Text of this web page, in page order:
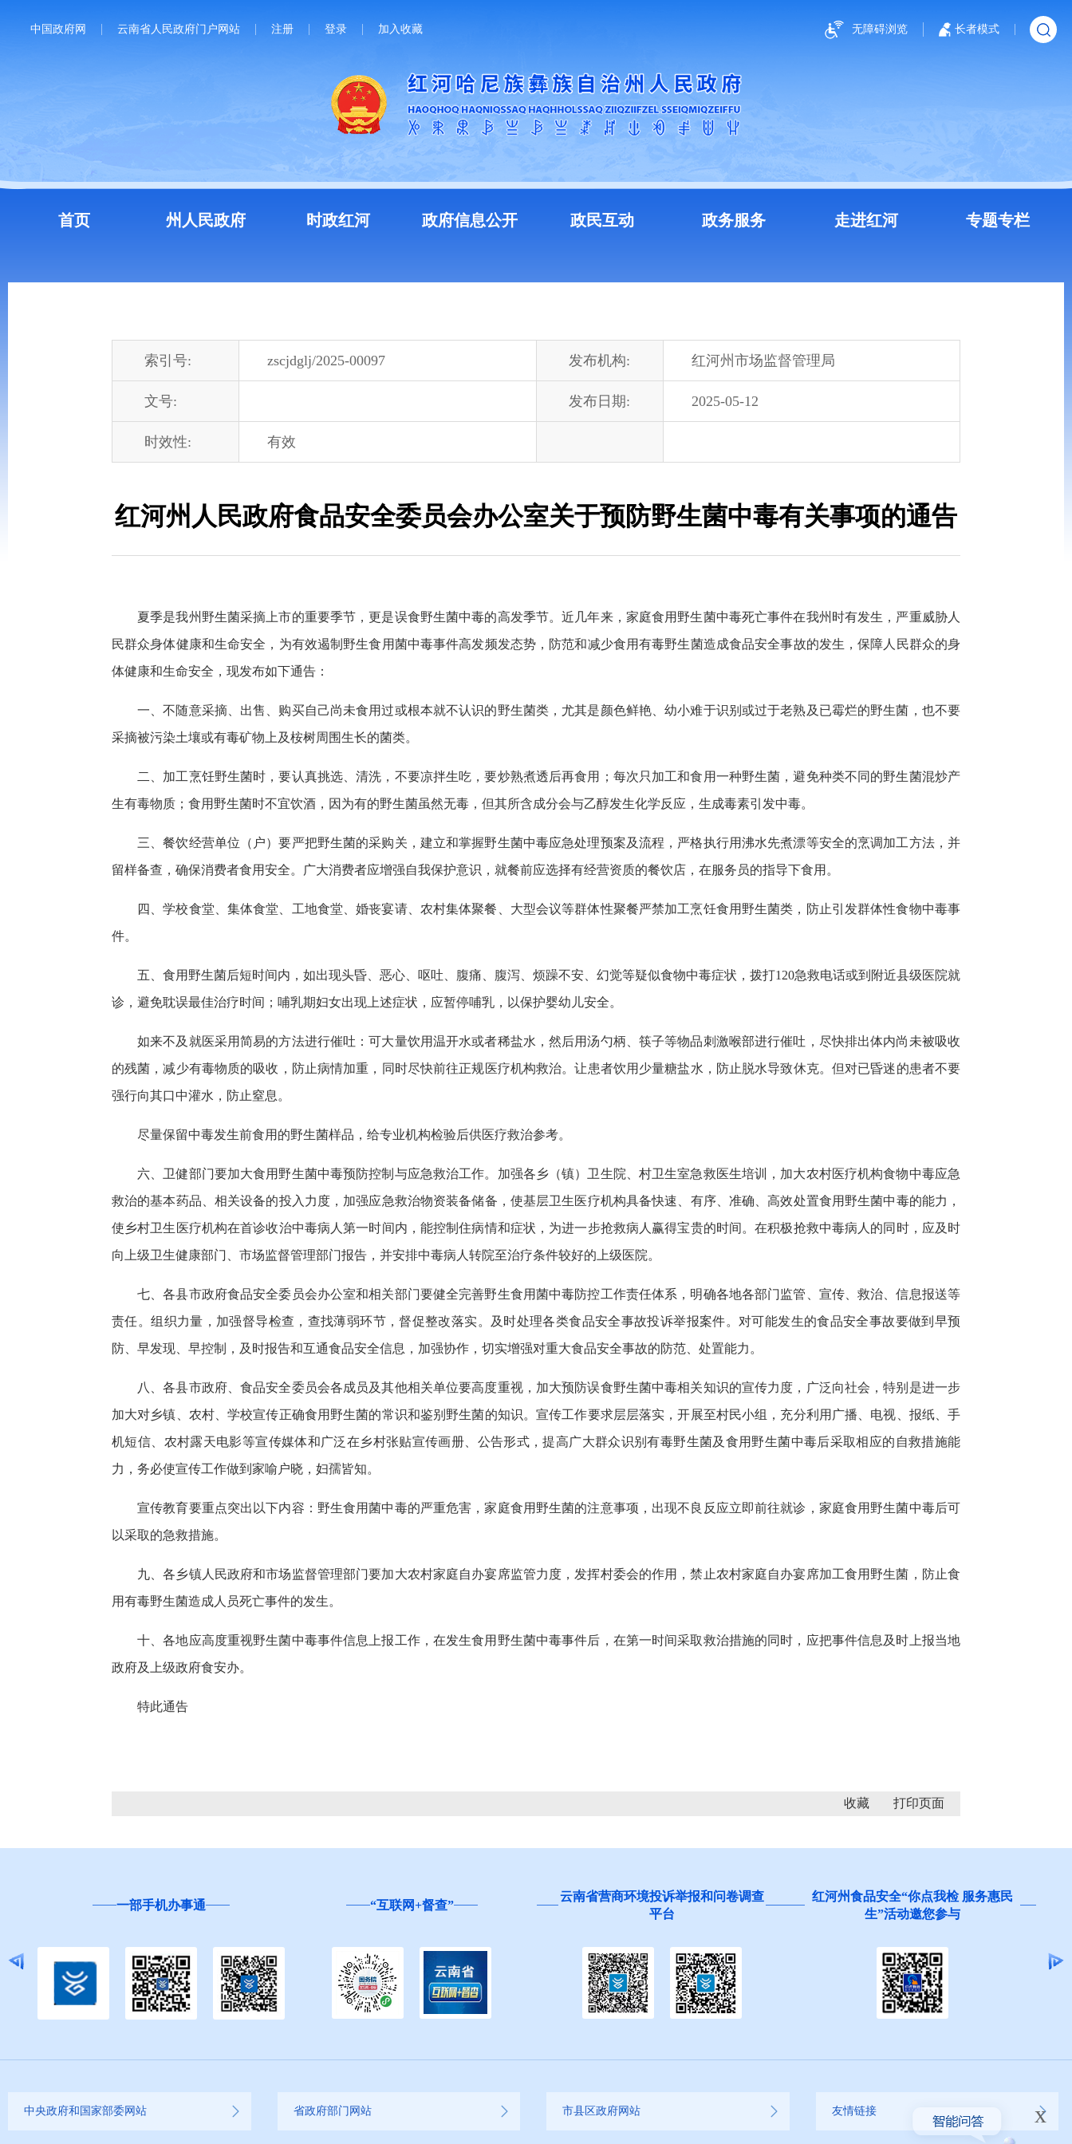
中国政府网 云南省人民政府门户网站 注册 登录 加入收藏 无障碍浏览 长者模式
首页 州人民政府 时政红河 政府信息公开 政民互动 政务服务 走进红河 专题专栏
索引号: zscjdglj/2025-00097 发布机构: 红河州市场监督管理局
文号: 发布日期: 2025-05-12
时效性: 有效
红河州人民政府食品安全委员会办公室关于预防野生菌中毒有关事项的通告
夏季是我州野生菌采摘上市的重要季节，更是误食野生菌中毒的高发季节。近几年来，家庭食用野生菌中毒死亡事件在我州时有发生，严重威胁人
民群众身体健康和生命安全，为有效遏制野生食用菌中毒事件高发频发态势，防范和减少食用有毒野生菌造成食品安全事故的发生，保障人民群众的身
体健康和生命安全，现发布如下通告：
一、不随意采摘、出售、购买自己尚未食用过或根本就不认识的野生菌类，尤其是颜色鲜艳、幼小难于识别或过于老熟及已霉烂的野生菌，也不要
采摘被污染土壤或有毒矿物上及桉树周围生长的菌类。
二、加工烹饪野生菌时，要认真挑选、清洗，不要凉拌生吃，要炒熟煮透后再食用；每次只加工和食用一种野生菌，避免种类不同的野生菌混炒产
生有毒物质；食用野生菌时不宜饮酒，因为有的野生菌虽然无毒，但其所含成分会与乙醇发生化学反应，生成毒素引发中毒。
三、餐饮经营单位（户）要严把野生菌的采购关，建立和掌握野生菌中毒应急处理预案及流程，严格执行用沸水先煮漂等安全的烹调加工方法，并
留样备查，确保消费者食用安全。广大消费者应增强自我保护意识，就餐前应选择有经营资质的餐饮店，在服务员的指导下食用。
四、学校食堂、集体食堂、工地食堂、婚丧宴请、农村集体聚餐、大型会议等群体性聚餐严禁加工烹饪食用野生菌类，防止引发群体性食物中毒事
件。
五、食用野生菌后短时间内，如出现头昏、恶心、呕吐、腹痛、腹泻、烦躁不安、幻觉等疑似食物中毒症状，拨打120急救电话或到附近县级医院就
诊，避免耽误最佳治疗时间；哺乳期妇女出现上述症状，应暂停哺乳，以保护婴幼儿安全。
如来不及就医采用简易的方法进行催吐：可大量饮用温开水或者稀盐水，然后用汤勺柄、筷子等物品刺激喉部进行催吐，尽快排出体内尚未被吸收
的残菌，减少有毒物质的吸收，防止病情加重，同时尽快前往正规医疗机构救治。让患者饮用少量糖盐水，防止脱水导致休克。但对已昏迷的患者不要
强行向其口中灌水，防止窒息。
尽量保留中毒发生前食用的野生菌样品，给专业机构检验后供医疗救治参考。
六、卫健部门要加大食用野生菌中毒预防控制与应急救治工作。加强各乡（镇）卫生院、村卫生室急救医生培训，加大农村医疗机构食物中毒应急
救治的基本药品、相关设备的投入力度，加强应急救治物资装备储备，使基层卫生医疗机构具备快速、有序、准确、高效处置食用野生菌中毒的能力，
使乡村卫生医疗机构在首诊收治中毒病人第一时间内，能控制住病情和症状，为进一步抢救病人赢得宝贵的时间。在积极抢救中毒病人的同时，应及时
向上级卫生健康部门、市场监督管理部门报告，并安排中毒病人转院至治疗条件较好的上级医院。
七、各县市政府食品安全委员会办公室和相关部门要健全完善野生食用菌中毒防控工作责任体系，明确各地各部门监管、宣传、救治、信息报送等
责任。组织力量，加强督导检查，查找薄弱环节，督促整改落实。及时处理各类食品安全事故投诉举报案件。对可能发生的食品安全事故要做到早预
防、早发现、早控制，及时报告和互通食品安全信息，加强协作，切实增强对重大食品安全事故的防范、处置能力。
八、各县市政府、食品安全委员会各成员及其他相关单位要高度重视，加大预防误食野生菌中毒相关知识的宣传力度，广泛向社会，特别是进一步
加大对乡镇、农村、学校宣传正确食用野生菌的常识和鉴别野生菌的知识。宣传工作要求层层落实，开展至村民小组，充分利用广播、电视、报纸、手
机短信、农村露天电影等宣传媒体和广泛在乡村张贴宣传画册、公告形式，提高广大群众识别有毒野生菌及食用野生菌中毒后采取相应的自救措施能
力，务必使宣传工作做到家喻户晓，妇孺皆知。
宣传教育要重点突出以下内容：野生食用菌中毒的严重危害，家庭食用野生菌的注意事项，出现不良反应立即前往就诊，家庭食用野生菌中毒后可
以采取的急救措施。
九、各乡镇人民政府和市场监督管理部门要加大农村家庭自办宴席监管力度，发挥村委会的作用，禁止农村家庭自办宴席加工食用野生菌，防止食
用有毒野生菌造成人员死亡事件的发生。
十、各地应高度重视野生菌中毒事件信息上报工作，在发生食用野生菌中毒事件后，在第一时间采取救治措施的同时，应把事件信息及时上报当地
政府及上级政府食安办。
特此通告
收藏
一部手机办事通 “互联网+督查”
云南省营商环境投诉举报和问卷调查
平台
红河州食品安全“你点我检 服务惠民
生”活动邀您参与
中央政府和国家部委网站 省政府部门网站 市县区政府网站 友情链接 x